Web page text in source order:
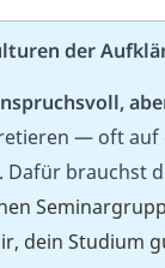
der
— oft auf
Dafür brauchst
dein Studium